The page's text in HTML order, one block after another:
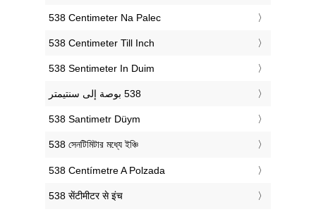
‎538 Centimeter Na Palec
‎538 Centimeter Till Inch
‎538 Sentimeter In Duim
‎538 Santimetr Düym
‎538 সেনটিমিটার মধ্যে ইঞ্চি
‎538 Centímetre A Polzada
‎538 सेंटीमीटर से इंच